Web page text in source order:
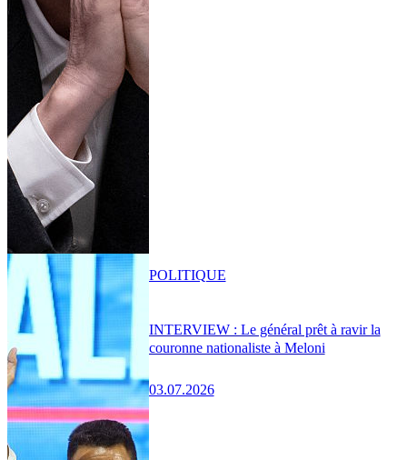
INTERVIEW : Le général prêt à ravir la
couronne nationaliste à Meloni
03.07.2026
POLITIQUE